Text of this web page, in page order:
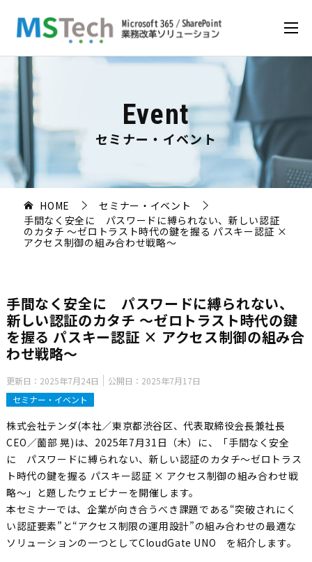
Event
セミナー・イベント
HOME
セミナー・イベント
手間なく安全に パスワードに縛られない、新しい認証
のカタチ ～ゼロトラスト時代の鍵を握る パスキー認証 ×
アクセス制御の組み合わせ戦略～
手間なく安全に パスワードに縛られない、
新しい認証のカタチ ～ゼロトラスト時代の鍵
を握る パスキー認証 × アクセス制御の組み合
わせ戦略～
更新日： 2025年7月24日 公開日： 2025年7月17日
セミナー・イベント
株式会社テンダ(本社／東京都渋谷区、代表取締役会長兼社長
CEO／薗部 晃)は、2025年7月31日（木）に、「手間なく安全
に パスワードに縛られない、新しい認証のカタチ～ゼロトラス
ト時代の鍵を握る パスキー認証 × アクセス制御の組み合わせ戦
略～」と題したウェビナーを開催します。
本セミナーでは、企業が向き合うべき課題である“突破されにく
い認証要素”と“アクセス制限の運用設計”の組み合わせの最適な
ソリューションの一つとしてCloudGate UNO を紹介します。